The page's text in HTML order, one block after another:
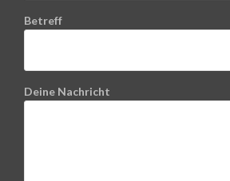
Betreff
Deine Nachricht